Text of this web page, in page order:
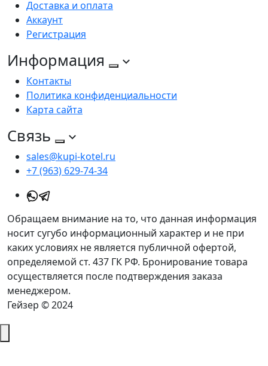
Доставка и оплата
Аккаунт
Регистрация
Информация
Контакты
Политика конфиденциальности
Карта сайта
Связь
sales@kupi-kotel.ru
+7 (963) 629-74-34
Обращаем внимание на то, что данная информация
носит сугубо информационный характер и не при
каких условиях не является публичной офертой,
определяемой ст. 437 ГК РФ. Бронирование товара
осуществляется после подтверждения заказа
менеджером.
Гейзер © 2024